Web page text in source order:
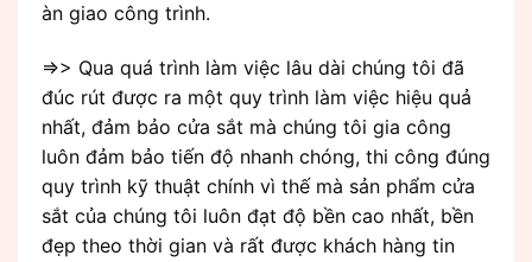
àn giao công trình.
=>> Qua quá trình làm việc lâu dài chúng tôi đã
đúc rút được ra một quy trình làm việc hiệu quả
nhất, đảm bảo cửa sắt mà chúng tôi gia công
luôn đảm bảo tiến độ nhanh chóng, thi công đúng
quy trình kỹ thuật chính vì thế mà sản phẩm cửa
sắt của chúng tôi luôn đạt độ bền cao nhất, bền
đẹp theo thời gian và rất được khách hàng tin